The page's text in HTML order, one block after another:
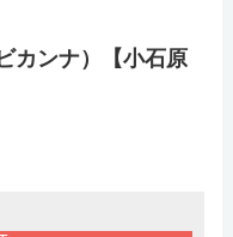
カンナ）【小石原